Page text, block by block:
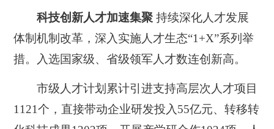
科技创新人才加速集聚 持续深化人才发展
体制机制改革，深入实施人才生态“1+X”系列举
措。
入选国家级、省级领军人才数连创新高。
市级人才计划累计引进支持高层次人才项目
1121个，直接带动企业研发投入55亿元、转移转